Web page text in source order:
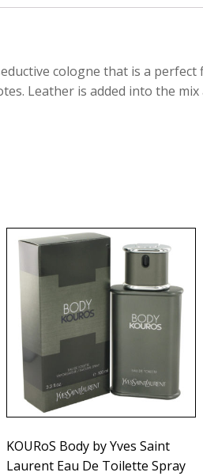
cologne that is a
Leather is added into the
KOURoS Body by Yves Saint
Laurent Eau De Toilette Spray